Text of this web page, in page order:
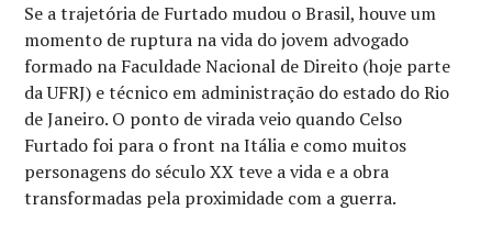
Se a trajetória de Furtado mudou o Brasil, houve um
momento de ruptura na vida do jovem advogado
formado na Faculdade Nacional de Direito (hoje parte
da UFRJ) e técnico em administração do estado do Rio
de Janeiro. O ponto de virada veio quando Celso
Furtado foi para o front na Itália e como muitos
personagens do século XX teve a vida e a obra
transformadas pela proximidade com a guerra.